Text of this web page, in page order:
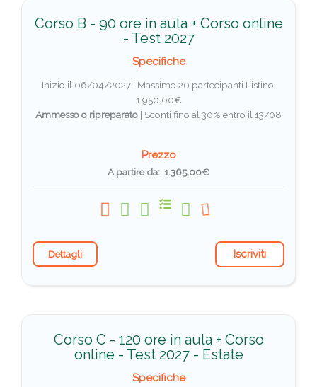
Corso B - 90 ore in aula + Corso online
- Test 2027
Specifiche
Inizio il 06/04/2027 I Massimo 20 partecipanti Listino:
1.950,00€
Ammesso o ripreparato | Sconti fino al 30% entro il 13/08
Prezzo
A partire da: 1.365,00€
Dettagli Iscriviti
Corso C - 120 ore in aula + Corso
online - Test 2027 - Estate
Specifiche